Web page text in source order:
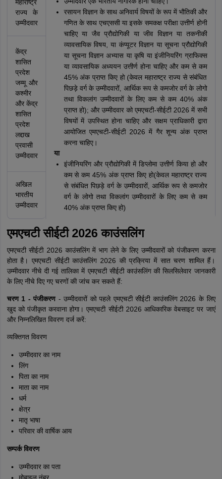
महाराष्ट्र
राज्य के
उम्मीदवार
रसायन विज्ञान के साथ अनिवार्य विषयों के रूप में भौतिकी और
गणित के साथ एचएससी या इसके समकक्ष परीक्षा उत्तीर्ण होनी
चाहिए या जैव प्रौद्योगिकी या जीव विज्ञान या तकनीकी
व्यावसायिक विषय, या कंप्यूटर विज्ञान या सूचना प्रौद्योगिकी
या सूचना विज्ञान अभ्यास या कृषि या इंजीनियरिंग ग्राफिक्स
या व्यावसायिक अध्ययन उत्तीर्ण होना चाहिए और कम से कम
45% अंक प्राप्त किए हो (केवल महाराष्ट्र राज्य से संबंधित
पिछड़े वर्ग के उम्मीदवारों, आर्थिक रूप से कमजोर वर्ग के लोगो
तथा विकलांग उम्मीदवारों के लिए कम से कम 40% अंक
प्राप्त हो); और उम्मीदवार को एमएचटी-सीईटी 2026 में सभी
विषयों में उपस्थित होना चाहिए और सक्षम प्राधिकारी द्वारा
आयोजित एमएचटी-सीईटी 2026 में गैर शून्य अंक प्राप्त
करना चाहिए।
या
इंजीनियरिंग और प्रौद्योगिकी में डिप्लोमा उत्तीर्ण किया हो और
कम से कम 45% अंक प्राप्त किए हो(केवल महाराष्ट्र राज्य
से संबंधित पिछड़े वर्ग के उम्मीदवारों, आर्थिक रूप से कमजोर
वर्ग के लोगो तथा विकलांग उम्मीदवारों के लिए कम से कम
40% अंक प्राप्त किए हो)
केंद्र
शासित
प्रदेश
जम्मू और
कश्मीर
और केंद्र
शासित
प्रदेश
लद्दाख
प्रवासी
उम्मीदवार
अखिल
भारतीय
उम्मीदवार
एमएचटी सीईटी 2026 काउंसलिंग
एमएचटी सीईटी 2026 काउंसलिंग में भाग लेने के लिए उम्मीदवारों को पंजीकरण करना
होता है। एमएचटी सीईटी काउंसलिंग 2026 की प्रक्रिया में सात चरण शामिल हैं।
उम्मीदवार नीचे दी गई तालिका में एमएचटी सीईटी काउंसलिंग की सिलसिलेवार जानकारी
के लिए नीचे दिए गए चरणों की जांच कर सकते हैं:
चरण 1 - पंजीकरण - उम्मीदवारों को पहले एमएचटी सीईटी काउंसलिंग 2026 के लिए
खुद को पंजीकृत करवाना होगा। एमएचटी सीईटी 2026 आधिकारिक वेबसाइट पर जाएं
और निम्नलिखित विवरण दर्ज करें:
व्यक्तिगत विवरण
उम्मीदवार का नाम
लिंग
पिता का नाम
माता का नाम
धर्म
क्षेत्र
मातृ भाषा
परिवार की वार्षिक आय
सम्पर्क विवरण
उम्मीदवार का पता